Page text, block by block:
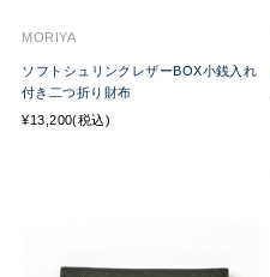
MORIYA
ソフトシュリンクレザーBOX小銭入れ
付き二つ折り財布
¥13,200(税込)